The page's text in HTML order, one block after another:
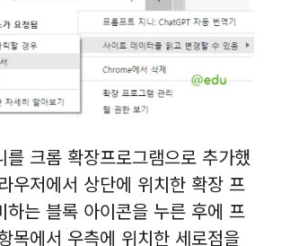
를 크롬 확장프로그램으로 추가했
우저에서 상단에 위치한 확장 프
하는 블록 아이콘을 누른 후에 프
목에서 우측에 위치한 세로점을